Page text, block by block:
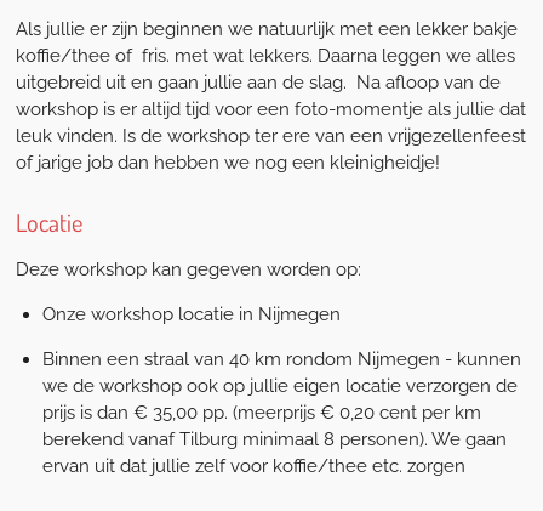
Als jullie er zijn beginnen we natuurlijk met een lekker bakje
koffie/thee of fris. met wat lekkers. Daarna leggen we alles
uitgebreid uit en gaan jullie aan de slag. Na afloop van de
workshop is er altijd tijd voor een foto-momentje als jullie dat
leuk vinden. Is de workshop ter ere van een vrijgezellenfeest
of jarige job dan hebben we nog een kleinigheidje!
Locatie
Deze workshop kan gegeven worden op:
Onze workshop locatie in Nijmegen
Binnen een straal van 40 km rondom Nijmegen - kunnen
we de workshop ook op jullie eigen locatie verzorgen de
prijs is dan € 35,00 pp. (meerprijs € 0,20 cent per km
berekend vanaf Tilburg minimaal 8 personen). We gaan
ervan uit dat jullie zelf voor koffie/thee etc. zorgen